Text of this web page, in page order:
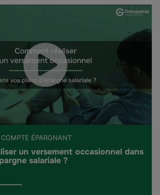
ÉPARGNANT
un versement occasionnel dans
salariale ?